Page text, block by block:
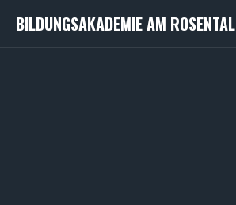
BILDUNGSAKADEMIE AM ROSENTAL